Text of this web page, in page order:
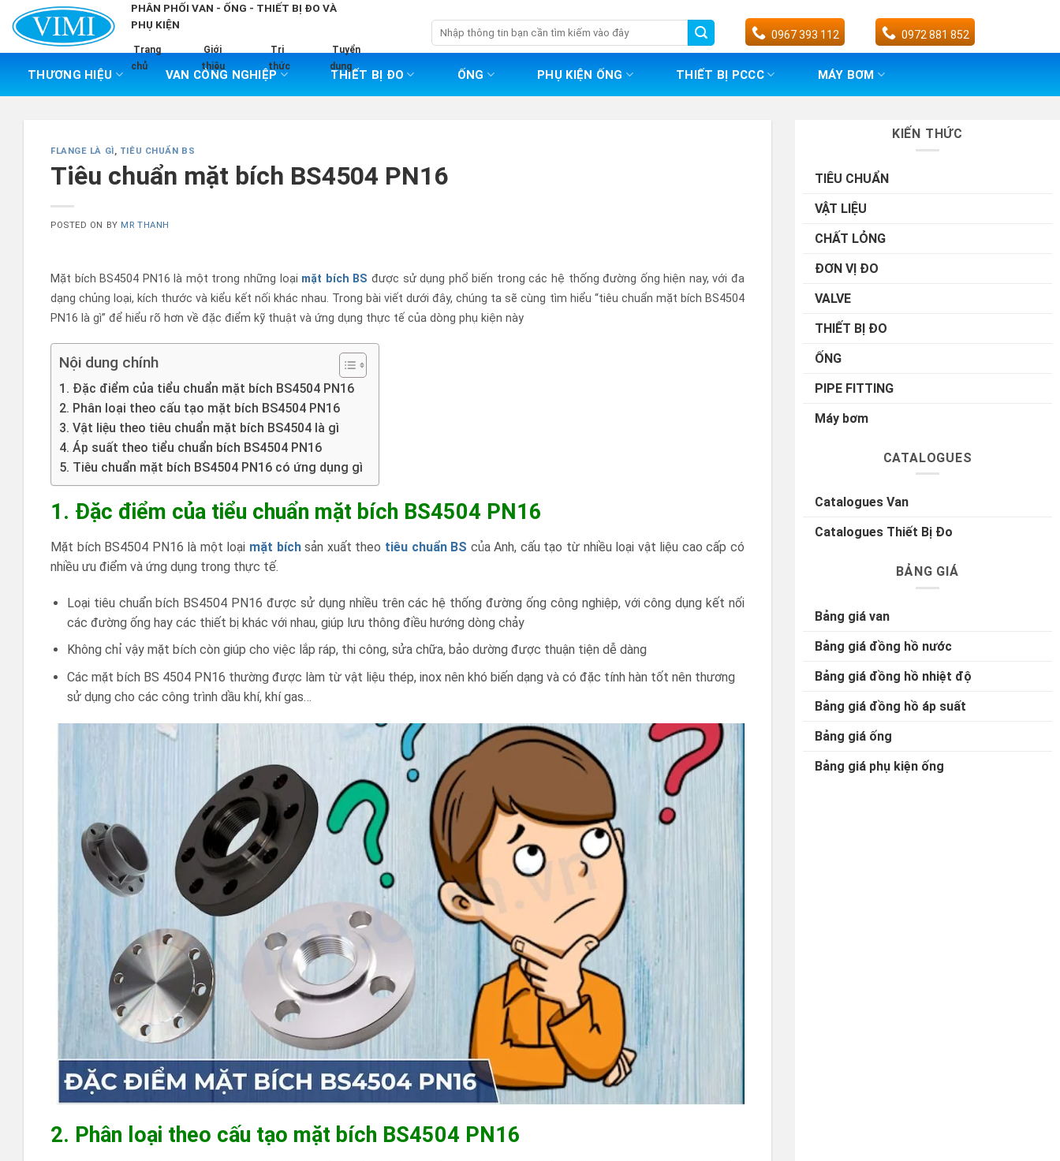
content
PHÂN PHỐI VAN - ỐNG - THIẾT BỊ ĐO VÀ
PHỤ KIỆN
Trang
chủ
Giới
thiệu
Tri
thức
Tuyển
dụng
Tìm
kiếm:
0967 393 112 0972 881 852
THƯƠNG HIỆU VAN CÔNG NGHIỆP THIẾT BỊ ĐO ỐNG PHỤ KIỆN ỐNG THIẾT BỊ PCCC MÁY BƠM
FLANGE LÀ GÌ, TIÊU CHUẨN BS
Tiêu chuẩn mặt bích BS4504 PN16
POSTED ON BY MR THANH
Mặt bích BS4504 PN16 là một trong những loại mặt bích BS được sử dụng phổ biến trong các hệ thống đường ống hiện nay, với đa
dạng chủng loại, kích thước và kiểu kết nối khác nhau. Trong bài viết dưới đây, chúng ta sẽ cùng tìm hiểu “tiêu chuẩn mặt bích BS4504
PN16 là gì” để hiểu rõ hơn về đặc điểm kỹ thuật và ứng dụng thực tế của dòng phụ kiện này
Nội dung chính
1. Đặc điểm của tiểu chuẩn mặt bích BS4504 PN16
2. Phân loại theo cấu tạo mặt bích BS4504 PN16
3. Vật liệu theo tiêu chuẩn mặt bích BS4504 là gì
4. Áp suất theo tiểu chuẩn bích BS4504 PN16
5. Tiêu chuẩn mặt bích BS4504 PN16 có ứng dụng gì
1. Đặc điểm của tiểu chuẩn mặt bích BS4504 PN16
Mặt bích BS4504 PN16 là một loại mặt bích sản xuất theo tiêu chuẩn BS của Anh, cấu tạo từ nhiều loại vật liệu cao cấp có
nhiều ưu điểm và ứng dụng trong thực tế.
Loại tiêu chuẩn bích BS4504 PN16 được sử dụng nhiều trên các hệ thống đường ống công nghiệp, với công dụng kết nối
các đường ống hay các thiết bị khác với nhau, giúp lưu thông điều hướng dòng chảy
Không chỉ vậy mặt bích còn giúp cho việc lắp ráp, thi công, sửa chữa, bảo dường được thuận tiện dễ dàng
Các mặt bích BS 4504 PN16 thường được làm từ vật liệu thép, inox nên khó biến dạng và có đặc tính hàn tốt nên thương
sử dụng cho các công trình dầu khí, khí gas…
2. Phân loại theo cấu tạo mặt bích BS4504 PN16
KIẾN THỨC
TIÊU CHUẨN
VẬT LIỆU
CHẤT LỎNG
ĐƠN VỊ ĐO
VALVE
THIẾT BỊ ĐO
ỐNG
PIPE FITTING
Máy bơm
CATALOGUES
Catalogues Van
Catalogues Thiết Bị Đo
BẢNG GIÁ
Bảng giá van
Bảng giá đồng hồ nước
Bảng giá đồng hồ nhiệt độ
Bảng giá đồng hồ áp suất
Bảng giá ống
Bảng giá phụ kiện ống